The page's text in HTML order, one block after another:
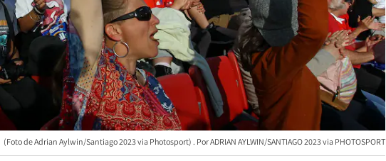
(Foto de Adrian Aylwin/Santiago 2023 via Photosport) ADRIAN AYLWIN/SANTIAGO 2023 via PHOTOSPORT